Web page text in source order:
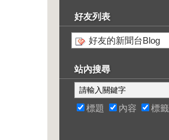
好友列表
好友的新聞台Blog
站內搜尋
標題 內容 標籤